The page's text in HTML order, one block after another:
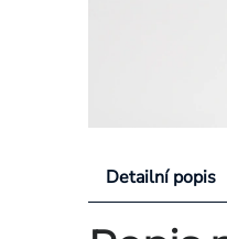
Detailní popis